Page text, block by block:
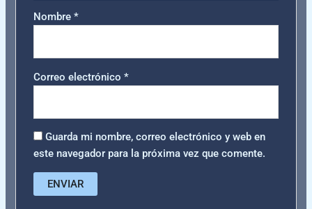
Nombre *
Correo electrónico *
Guarda mi nombre, correo electrónico y web en
este navegador para la próxima vez que comente.